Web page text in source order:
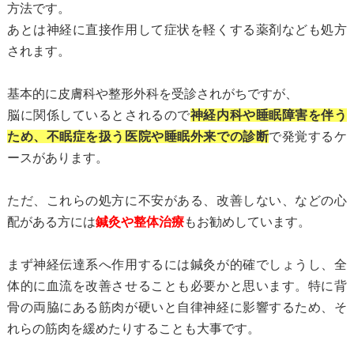
方法です。
あとは神経に直接作用して症状を軽くする薬剤なども処方
されます。
基本的に皮膚科や整形外科を受診されがちですが、
脳に関係しているとされるので神経内科や睡眠障害を伴う
ため、不眠症を扱う医院や睡眠外来での診断で発覚するケ
ースがあります。
ただ、これらの処方に不安がある、改善しない、などの心
配がある方には鍼灸や整体治療もお勧めしています。
まず神経伝達系へ作用するには鍼灸が的確でしょうし、全
体的に血流を改善させることも必要かと思います。特に背
骨の両脇にある筋肉が硬いと自律神経に影響するため、そ
れらの筋肉を緩めたりすることも大事です。